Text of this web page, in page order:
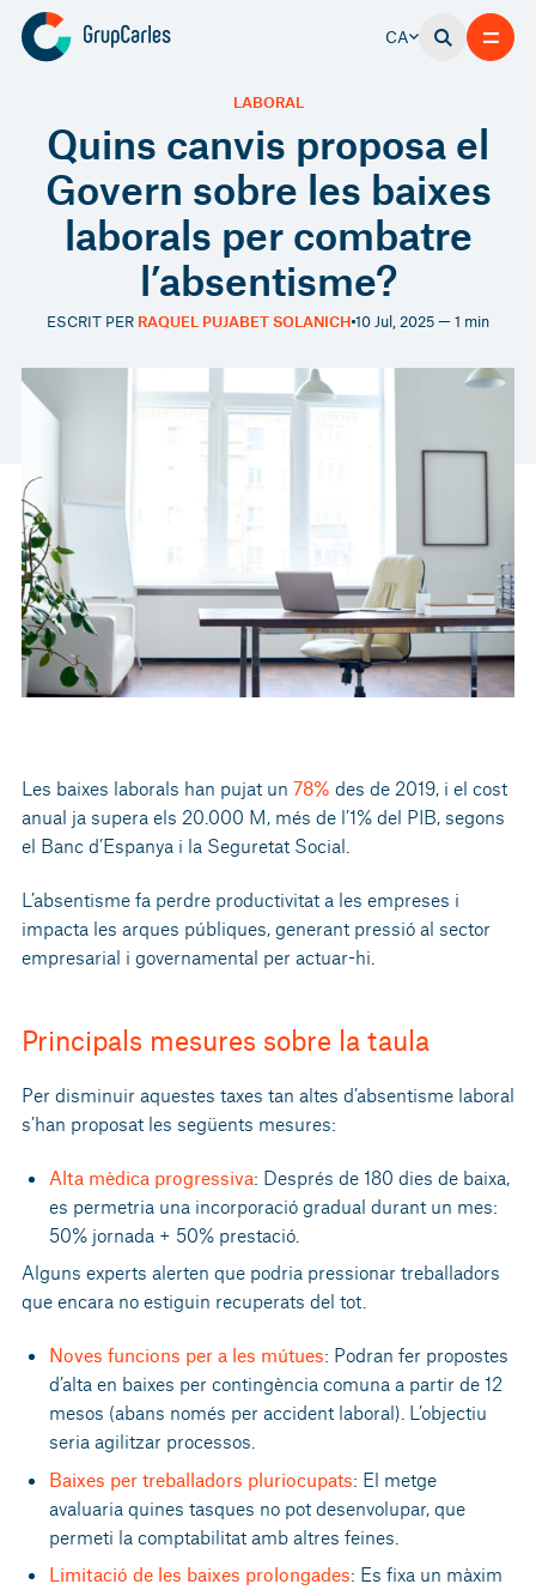
CA
Quins canvis proposa el
Govern sobre les baixes
laborals per combatre
l’absentisme?
LABORAL
ESCRIT PER RAQUEL PUJABET SOLANICH 10 Jul, 2025 — 1 min
Les baixes laborals han pujat un 78% des de 2019, i el cost
anual ja supera els 20.000 M, més de l’1% del PIB, segons
el Banc d’Espanya i la Seguretat Social.
L’absentisme fa perdre productivitat a les empreses i
impacta les arques públiques, generant pressió al sector
empresarial i governamental per actuar-hi.
Principals mesures sobre la taula
Per disminuir aquestes taxes tan altes d’absentisme laboral
s’han proposat les següents mesures:
Alta mèdica progressiva: Després de 180 dies de baixa,
es permetria una incorporació gradual durant un mes:
50% jornada + 50% prestació.
Alguns experts alerten que podria pressionar treballadors
que encara no estiguin recuperats del tot.
Noves funcions per a les mútues: Podran fer propostes
d’alta en baixes per contingència comuna a partir de 12
mesos (abans només per accident laboral). L’objectiu
seria agilitzar processos.
Baixes per treballadors pluriocupats: El metge
avaluaria quines tasques no pot desenvolupar, que
permeti la comptabilitat amb altres feines.
Limitació de les baixes prolongades: Es fixa un màxim